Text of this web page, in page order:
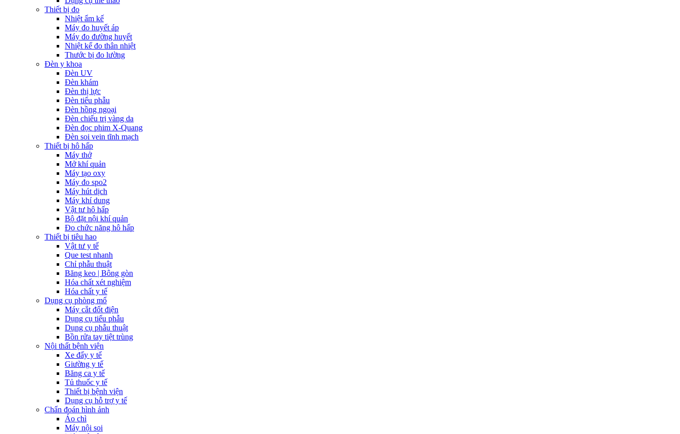
Thiết bị đo
Nhiệt ẩm kế
Máy đo huyết áp
Máy đo đường huyết
Nhiệt kế đo thân nhiệt
Thước bị đo lường
Đèn y khoa
Đèn UV
Đèn khám
Đèn thị lực
Đèn tiểu phẫu
Đèn hồng ngoại
Đèn chiếu trị vàng da
Đèn đọc phim X-Quang
Đèn soi vein tĩnh mạch
Thiết bị hô hấp
Máy thở
Mở khí quản
Máy tạo oxy
Máy đo spo2
Máy hút dịch
Máy khí dung
Vật tư hô hấp
Bộ đặt nội khí quản
Đo chức năng hô hấp
Thiết bị tiêu hao
Vật tư y tế
Que test nhanh
Chỉ phẫu thuật
Băng keo | Bông gòn
Hóa chất xét nghiệm
Hóa chất y tế
Dụng cụ phòng mổ
Máy cắt đốt điện
Dụng cụ tiểu phẫu
Dụng cụ phẫu thuật
Bồn rửa tay tiệt trùng
Nội thất bệnh viện
Xe đẩy y tế
Giường y tế
Băng ca y tế
Tủ thuốc y tế
Thiết bị bệnh viện
Dụng cụ hỗ trợ y tế
Chẩn đoán hình ảnh
Áo chì
Máy nội soi